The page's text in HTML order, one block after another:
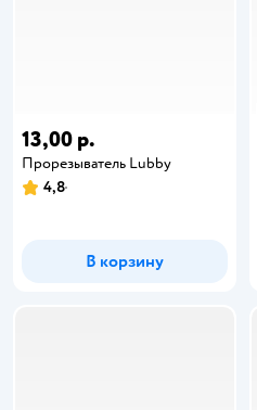
13,00 р.
Прорезыватель Lubby
4,8
В корзину